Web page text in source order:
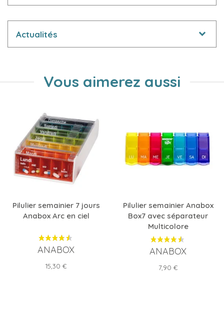
Actualités
Vous aimerez aussi
Pilulier semainier 7 jours
Anabox Arc en ciel
ANABOX
Prix
15,30 €
Pilulier semainier Anabox
Box7 avec séparateur
Multicolore
ANABOX
Prix
7,90 €